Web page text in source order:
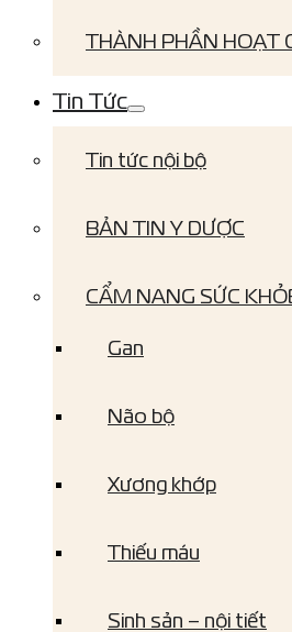
THÀNH PHẦN HOẠT
Tin Tức
Tin tức nội bộ
BẢN TIN Y DƯỢC
CẨM NANG SỨC
Gan
Não bộ
Xương khớp
Thiếu máu
Sinh sản – nội tiết